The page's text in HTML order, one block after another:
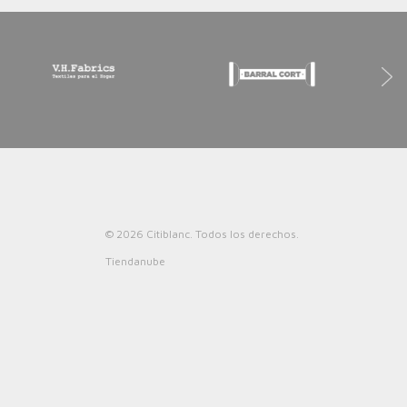
© 2026 Citiblanc. Todos los derechos.
Tiendanube